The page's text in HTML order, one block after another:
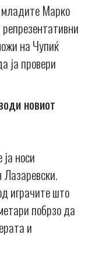
Марко
на Чупиќ
ја провери
новиот
носи
играчите што
побрзо да
и